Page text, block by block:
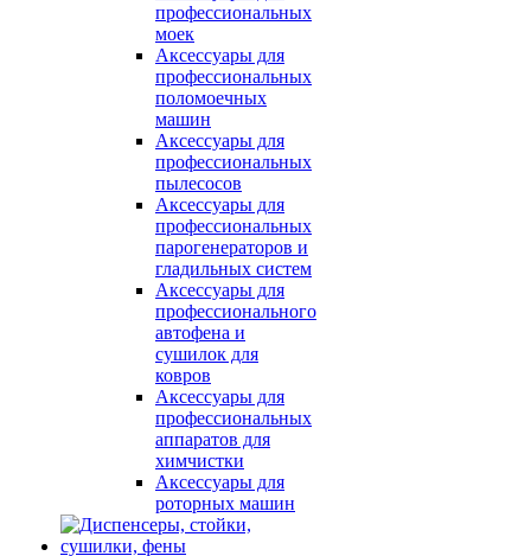
профессиональных
моек
Аксессуары для
профессиональных
поломоечных
машин
Аксессуары для
профессиональных
пылесосов
Аксессуары для
профессиональных
парогенераторов и
гладильных систем
Аксессуары для
профессионального
автофена и
сушилок для
ковров
Аксессуары для
профессиональных
аппаратов для
химчистки
Аксессуары для
роторных машин